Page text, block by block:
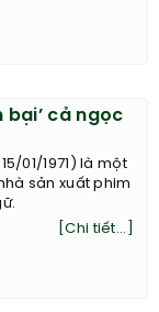
bại’ cả ngọc
01/1971) là một
sản xuất phim
[Chi tiết...]